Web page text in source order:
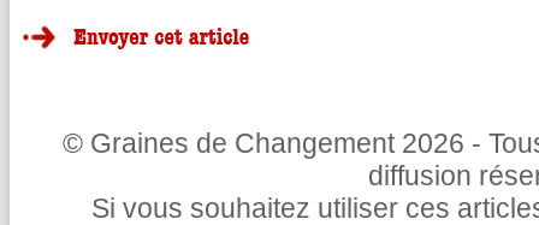
© Graines de Changement 2026 -
diffusion
Si vous souhaitez utiliser ces